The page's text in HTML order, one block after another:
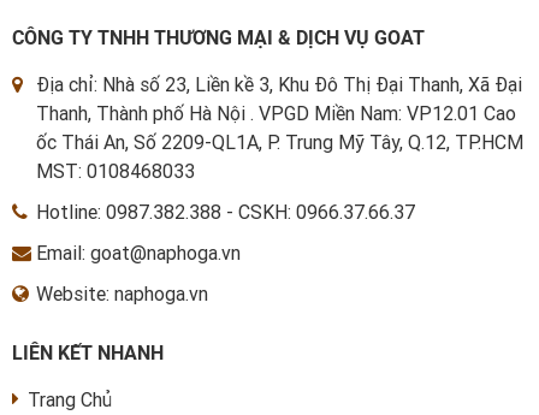
CÔNG TY TNHH THƯƠNG MẠI & DỊCH VỤ GOAT
Địa chỉ: Nhà số 23, Liền kề 3, Khu Đô Thị Đại Thanh, Xã Đại
Thanh, Thành phố Hà Nội . VPGD Miền Nam: VP12.01 Cao
ốc Thái An, Số 2209-QL1A, P. Trung Mỹ Tây, Q.12, TP.HCM
MST: 0108468033
Hotline: 0987.382.388 - CSKH: 0966.37.66.37
Email: goat@naphoga.vn
Website: naphoga.vn
LIÊN KẾT NHANH
Trang Chủ